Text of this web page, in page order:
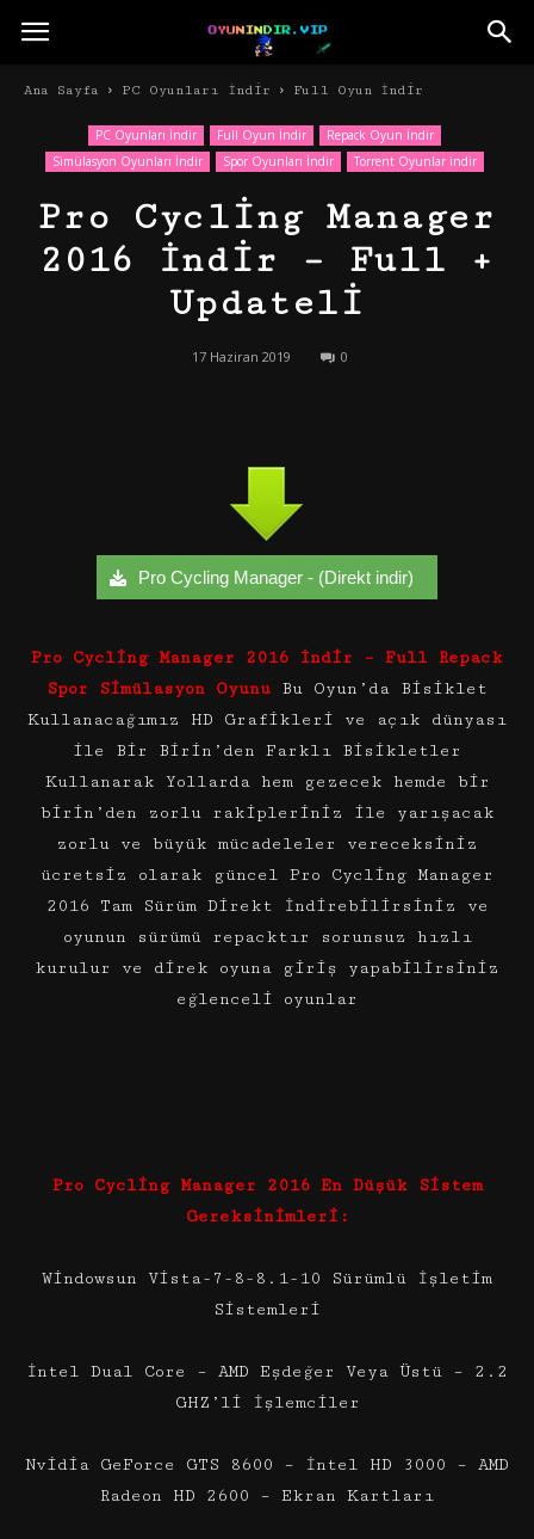
Ana Sayfa PC Oyunları İndir Full Oyun İndir
PC Oyunları İndir Full Oyun İndir
Repack Oyun İndir
Simülasyon Oyunları İndir
Spor Oyunları İndir Torrent Oyunlar indir
Pro Cycling Manager
2016 İndir – Full +
Updateli
17 Haziran 2019 0
Pro Cycling Manager - (Direkt indir)
Pro Cycling Manager 2016 İndir – Full Repack
Spor Simülasyon Oyunu
Bu Oyun’da Bisiklet
Kullanacağımız HD Grafikleri ve açık dünyası
ile Bir Birin’den Farklı Bisikletler
Kullanarak Yollarda hem gezecek hemde bir
birin’den zorlu rakipleriniz ile yarışacak
zorlu ve büyük mücadeleler vereceksiniz
ücretsiz olarak güncel Pro Cycling Manager
2016 Tam Sürüm Direkt İndirebilirsiniz ve
oyunun sürümü repacktır sorunsuz hızlı
kurulur ve direk oyuna giriş yapabilirsiniz
eğlenceli oyunlar
Pro Cycling Manager 2016 En Düşük Sistem
Gereksinimleri:
Windowsun Vista-7-8-8.1-10 Sürümlü İşletim
Sistemleri
İntel Dual Core – AMD Eşdeğer Veya Üstü – 2.2
GHZ’li İşlemciler
Nvidia GeForce GTS 8600 – İntel HD 3000 – AMD
Radeon HD 2600 – Ekran Kartları